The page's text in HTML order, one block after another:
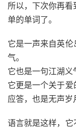
所以，下次你再看
单的单词了。
它是一声来自英
气。
它也是一句江湖义
它更是一个关于
应答，也是无声岁
语言就是这样，